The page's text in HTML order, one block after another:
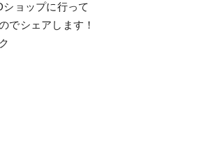
ョップに行って
でシェアします！